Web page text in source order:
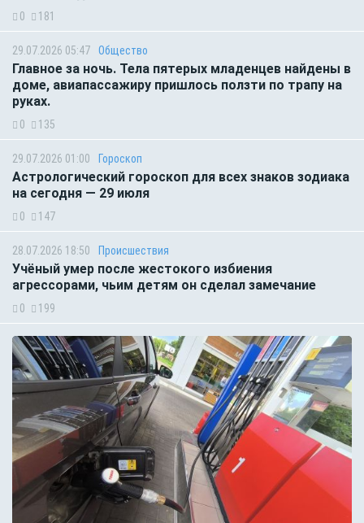
0 181
29.07.2026 05:47 Общество
Главное за ночь. Тела пятерых младенцев найдены в
доме, авиапассажиру пришлось ползти по трапу на
руках.
0 135
29.07.2026 01:00 Гороскоп
Астрологический гороскоп для всех знаков зодиака
на сегодня — 29 июля
0 147
28.07.2026 18:50 Происшествия
Учёный умер после жестокого избиения
агрессорами, чьим детям он сделал замечание
0 199